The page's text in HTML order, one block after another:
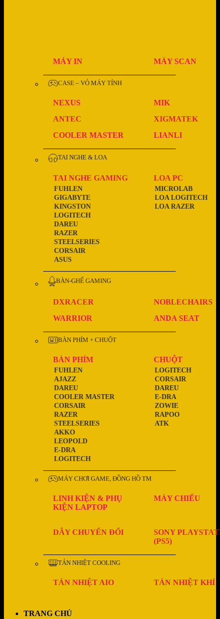
MÁY IN MÁY SCAN
CASE – VỎ MÁY TÍNH
NEXUS
MIK
ANTEC
XIGMATEK
COOLER MASTER
LIANLI
TAI NGHE & LOA
TAI NGHE GAMING
ASUS
CORSAIR
STEELSERIES
RAZER
DAREU
LOGITECH
KINGSTON
GIGABYTE
FUHLEN
LOA PC
LOA RAZER
LOA LOGITECH
MICROLAB
BÀN-GHẾ GAMING
DXRACER
NOBLECHAIRS
WARRIOR
ANDA SEAT
BÀN PHÍM + CHUỘT
BÀN PHÍM
LOGITECH
E-DRA
LEOPOLD
AKKO
STEELSERIES
RAZER
CORSAIR
COOLER MASTER
DAREU
AJAZZ
FUHLEN
CHUỘT
ATK
RAPOO
ZOWIE
E-DRA
DAREU
CORSAIR
LOGITECH
MÁY CHƠI GAME, ĐỒNG HỒ TM
LINH KIỆN & PHỤ
KIỆN LAPTOP
MÁY CHIẾU
DÂY CHUYỂN ĐỔI
SONY
(PS5)
TẢN NHIỆT COOLING
TẢN NHIỆT AIO TẢN NHIỆT KHÍ
TRANG CHỦ